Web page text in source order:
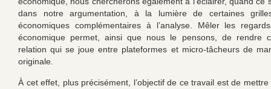
dans notre argumentation, à la lumière de certaines
économiques complémentaires à l’analyse. Mêler les
économique permet, ainsi que nous le pensons, de rendre
relation qui se joue entre plateformes et micro-tâcheurs de
originale.
À cet effet, plus précisément, l’objectif de ce travail est de